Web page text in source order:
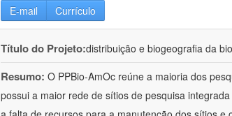
E-mail Currículo
Título do Projeto:distribuição e biogeografia da
Resumo: O PPBio-AmOc reúne a maioria dos
possui a maior rede de sítios de pesquisa